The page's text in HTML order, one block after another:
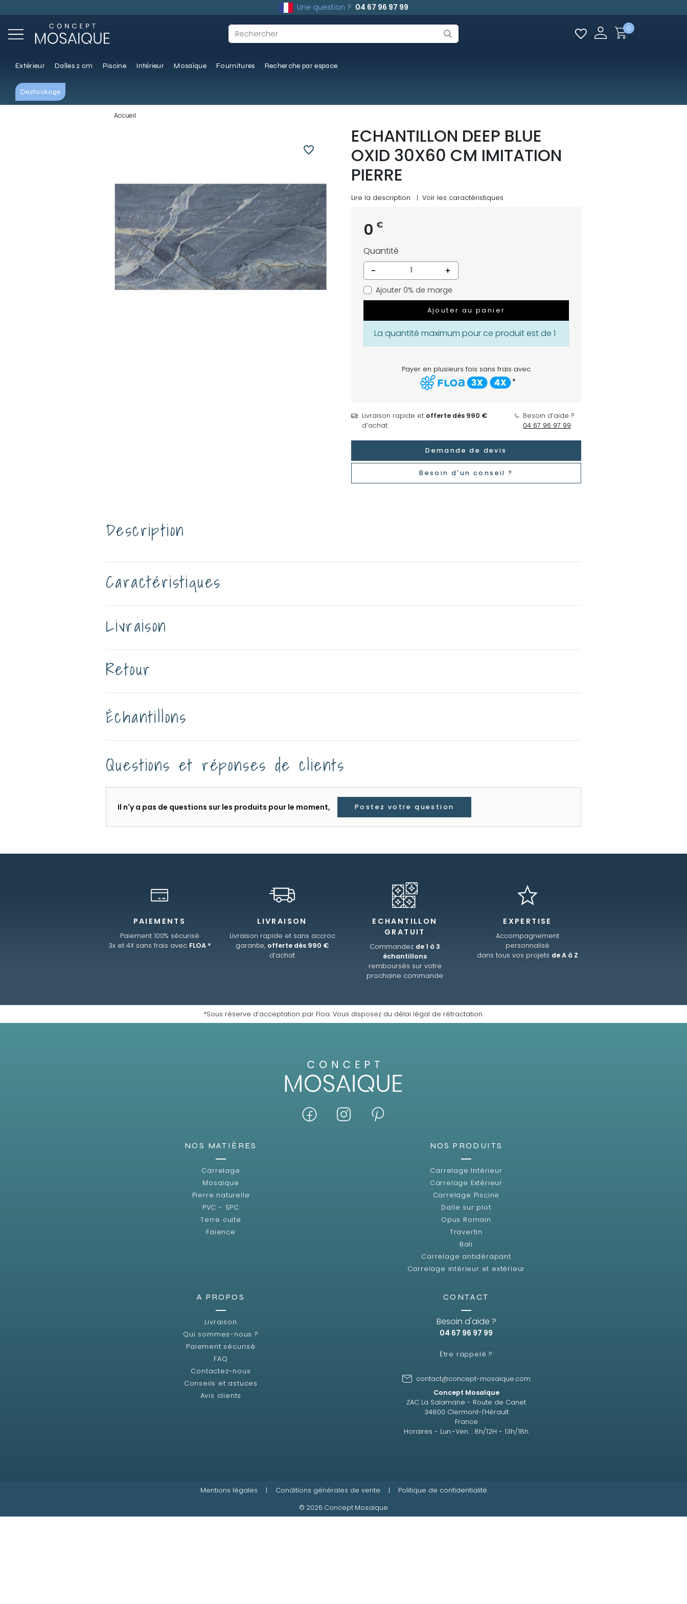
Une question ? 04 67 96 97 99
Extérieur Dalles 2 cm Piscine Intérieur Mosaïque Fournitures Recherche par espace
Destockage
0
Accueil
favorite_border
ECHANTILLON DEEP BLUE
OXID 30X60 CM IMITATION
PIERRE
Lire la description | Voir les caractéristiques
0 €
Quantité
-
+
Ajouter 0% de marge
Ajouter au panier
La quantité maximum pour ce produit est de 1
Payer en plusieurs fois sans frais avec
*
Livraison rapide et offerte dès 990 €
d’achat.
Besoin d’aide ?
04 67 96 97 99
Demande de devis
Besoin d'un conseil ?
Description
Caractéristiques
Livraison
Retour
Échantillons
Questions et réponses de clients
Il n'y a pas de questions sur les produits pour le moment, Postez votre question
PAIEMENTS
Paiement 100% sécurisé
3x et 4X sans frais avec FLOA *
LIVRAISON
Livraison rapide et sans accroc
garantie, offerte dès 990 €
d’achat
ECHANTILLON
GRATUIT
Commandez de 1 à 3
échantillons
remboursés sur votre
prochaine commande
EXPERTISE
Accompagnement
personnalisé
dans tous vos projets de A à Z
*Sous réserve d’acceptation par Floa. Vous disposez du délai légal de rétractation.
NOS MATIÈRES
Carrelage
Mosaïque
Pierre naturelle
PVC - SPC
Terre cuite
Faïence
NOS PRODUITS
Carrelage Intérieur
Carrelage Extérieur
Carrelage Piscine
Dalle sur plot
Opus Romain
Travertin
Bali
Carrelage antidérapant
Carrelage intérieur et extérieur
A PROPOS
Livraison
Qui sommes-nous ?
Paiement sécurisé
FAQ
Contactez-nous
Conseils et astuces
Avis clients
CONTACT
Besoin d'aide ?
04 67 96 97 99
Être rappelé ?
contact@concept-mosaique.com
Concept Mosaïque
ZAC La Salamane - Route de Canet
34800 Clermont-l'Hérault
France
Horaires - Lun.-Ven. : 8h/12H - 13h/18h
© 2026 Concept Mosaïque
Mentions légales | Conditions générales de vente | Politique de confidentialité